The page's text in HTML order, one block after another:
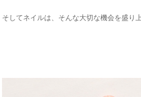
そしてネイルは、そんな大切な機会を盛り